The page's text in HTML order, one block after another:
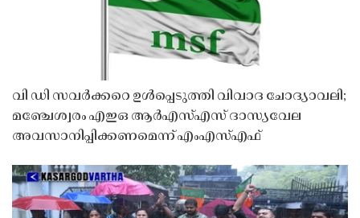
വി ഡി സവർക്കറെ ഉൾപ്പെടുത്തി വിവാദ ചോദ്യാവലി;
മഞ്ചേശ്വരം എഇഒ ആർഎസ്എസ് ദാസ്യവേല
അവസാനിപ്പിക്കണമെന്ന് എംഎസ്എഫ്